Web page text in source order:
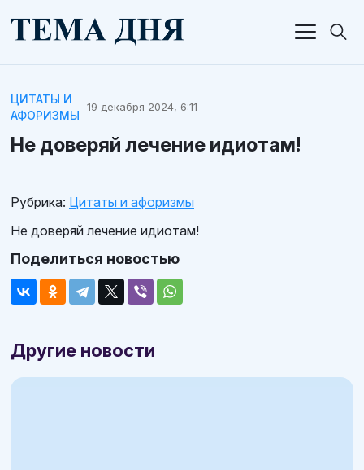
ЦИТАТЫ И
АФОРИЗМЫ
19 декабря 2024, 6:11
Не доверяй лечение идиотам!
Рубрика: Цитаты и афоризмы
Не доверяй лечение идиотам!
Поделиться новостью
Другие новости